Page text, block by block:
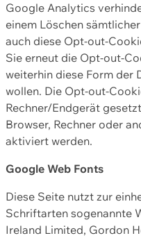
Google Analytics
einem Löschen
auch diese Opt-out-
Sie erneut die Opt-out-
weiterhin diese Form der
wollen. Die Opt-out-
Rechner/Endgerät
Browser, Rechner oder
aktiviert werden.
Google Web Fonts
Diese Seite nutzt zur
Schriftarten sogenannte
Ireland Limited, Gordon